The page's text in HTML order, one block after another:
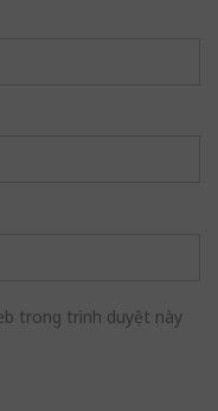
trong trình duyệt này